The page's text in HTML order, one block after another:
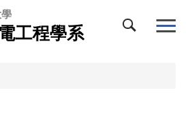
工程學系